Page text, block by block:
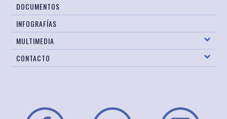
DOCUMENTOS
INFOGRAFÍAS
MULTIMEDIA
CONTACTO